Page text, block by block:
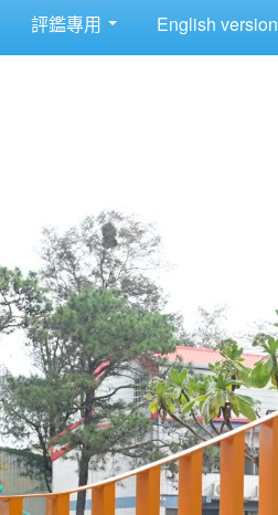
評鑑專用 English version